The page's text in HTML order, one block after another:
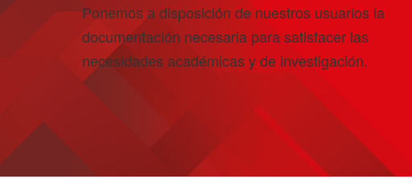
Ponemos a disposición de nuestros usuarios la
documentación necesaria para satisfacer las
necesidades académicas y de investigación.